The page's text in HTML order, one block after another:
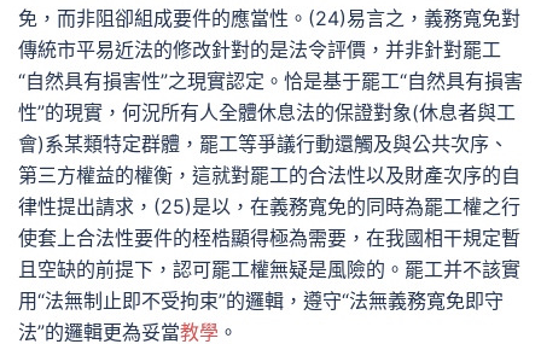
免，而非阻卻組成要件的應當性。(24)易言之，義務寬免對
傳統市平易近法的修改針對的是法令評價，并非針對罷工
“自然具有損害性”之現實認定。恰是基于罷工“自然具有損害
性”的現實，何況所有人全體休息法的保證對象(休息者與工
會)系某類特定群體，罷工等爭議行動還觸及與公共次序、
第三方權益的權衡，這就對罷工的合法性以及財產次序的自
律性提出請求，(25)是以，在義務寬免的同時為罷工權之行
使套上合法性要件的桎梏顯得極為需要，在我國相干規定暫
且空缺的前提下，認可罷工權無疑是風險的。罷工并不該實
用“法無制止即不受拘束”的邏輯，遵守“法無義務寬免即守
法”的邏輯更為妥當教學 。